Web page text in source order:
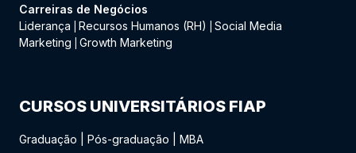
Carreiras de Negócios
Liderança
Recursos Humanos (RH)
Social Media
Marketing
Growth Marketing
CURSOS UNIVERSITÁRIOS FIAP
Graduação Pós-graduação MBA